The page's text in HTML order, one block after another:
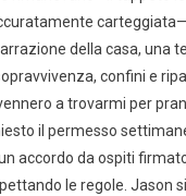
della casa, una
confini e
a trovarmi per
il permesso
accordo da ospiti
le regole. Jason